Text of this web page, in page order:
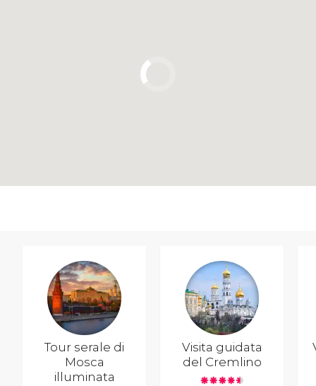
Tour serale di
Mosca
illuminata
Visita guidata
del Cremlino